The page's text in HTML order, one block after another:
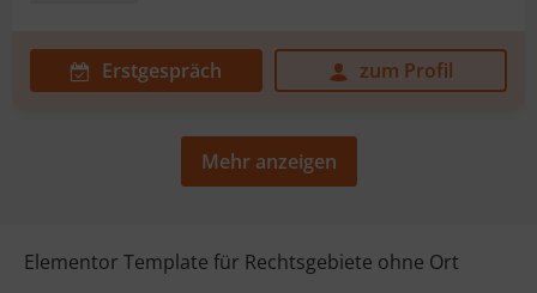
Erstgespräch zum Profil
Mehr anzeigen
Elementor Template für Rechtsgebiete ohne Ort